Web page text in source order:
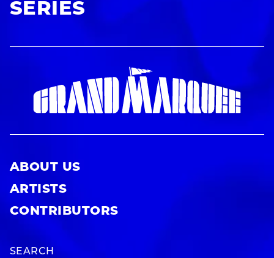
SERIES
ABOUT US
ARTISTS
CONTRIBUTORS
SEARCH